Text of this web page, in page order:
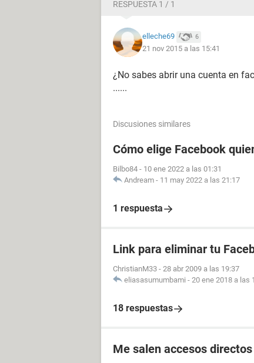
RESPUESTA 1 / 1
elleche69 6
21 nov 2015 a las 15:41
¿No sabes abrir una cuenta en
......
Discusiones similares
Cómo elige Facebook
Bilbo84 - 10 ene 2022 a las 01:31
Andream - 11 may 2022 a las 21:17
1 respuesta
Link para eliminar tu
ChristianM33 - 28 abr 2009 a las 19:37
eliasasumumbami - 20 ene 2018 a las
18 respuestas
Me salen accesos